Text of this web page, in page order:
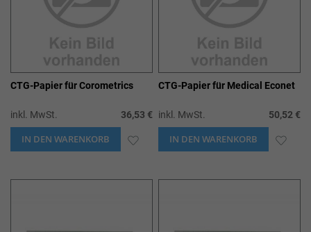
CTG-Papier für Corometrics
inkl. MwSt. 36,53 €
IN DEN WARENKORB ZUR
CTG-Papier für Medical Econet
inkl. MwSt. 50,52 €
IN DEN WARENKORB ZUR